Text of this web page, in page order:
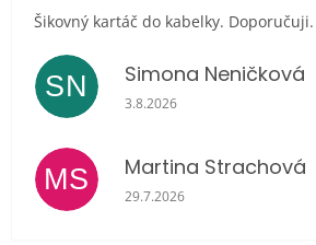
Šikovný kartáč do kabelky. Doporučuji.
SN Simona Neničková
Hodnocení obchodu je 5 z
3.8.2026
MS Martina Strachová
Hodnocení obchodu je 5 z
29.7.2026